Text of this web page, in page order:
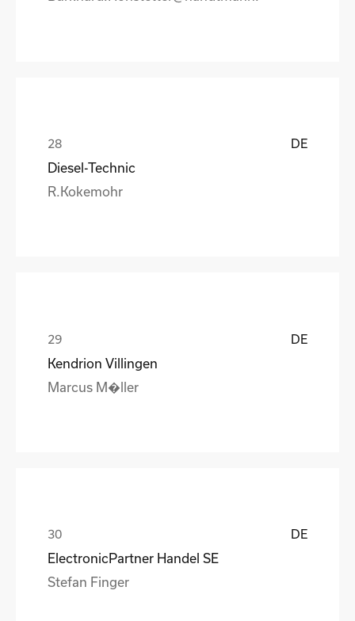
DE
Diesel-Technic
R.Kokemohr
DE
Kendrion Villingen
Marcus M�ller
DE
ElectronicPartner Handel SE
Stefan Finger